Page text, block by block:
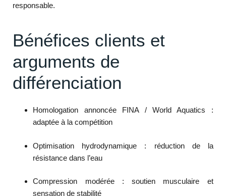
responsable.
Bénéfices clients et
arguments de
différenciation
Homologation annoncée FINA / World Aquatics :
adaptée à la compétition
Optimisation hydrodynamique : réduction de la
résistance dans l’eau
Compression modérée : soutien musculaire et
sensation de stabilité